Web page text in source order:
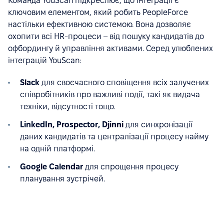
ключовим елементом, який робить PeopleForce
настільки ефективною системою. Вона дозволяє
охопити всі HR-процеси – від пошуку кандидатів до
офбордингу й управління активами. Серед улюблених
інтеграцій YouScan:
Slack для своєчасного сповіщення всіх залучених
співробітників про важливі події, такі як видача
техніки, відсутності тощо.
LinkedIn, Prospector, Djinni для синхронізації
даних кандидатів та централізації процесу найму
на одній платформі.
Google Calendar для спрощення процесу
планування зустрічей.